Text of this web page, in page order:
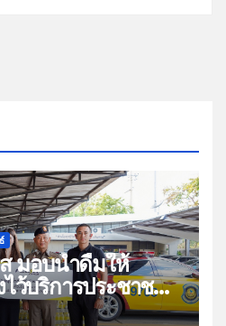
มอบน้ำดื่มให้
ว้บริการประชาชน